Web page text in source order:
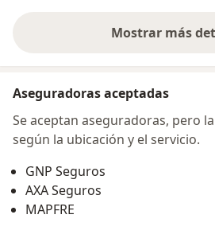
Mostrar mássobre
Aseguradoras aceptadas
Se aceptan aseguradoras, pero
según la ubicación y el servicio.
GNP Seguros
AXA Seguros
MAPFRE